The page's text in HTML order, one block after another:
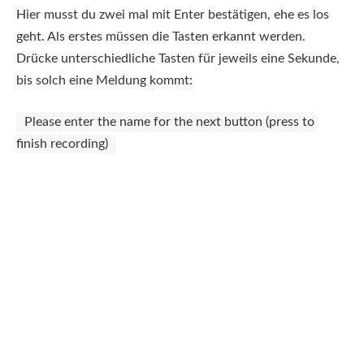
Hier musst du zwei mal mit Enter bestätigen, ehe es los
geht. Als erstes müssen die Tasten erkannt werden.
Drücke unterschiedliche Tasten für jeweils eine Sekunde,
bis solch eine Meldung kommt:
Please enter the name for the next button (press to
finish recording)